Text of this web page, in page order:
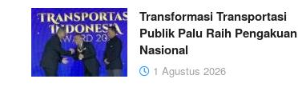
Transformasi Transportasi
Publik Palu Raih Pengakuan
Nasional
1 Agustus 2026